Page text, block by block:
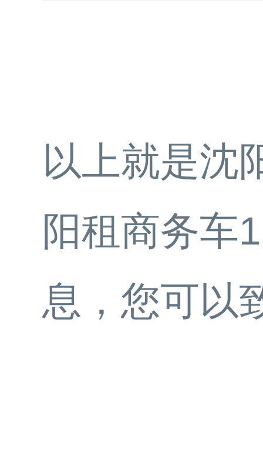
以上就是沈
阳租商务车
息，您可以